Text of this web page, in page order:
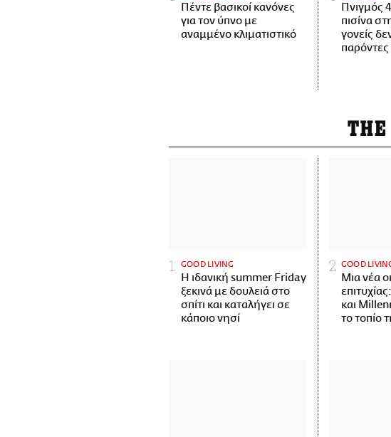
Πέντε βασικοί κανόνες
για τον ύπνο με
αναμμένο κλιματιστικό
Πνιγμός
πισίνα
γονείς
παρόντες
THE
GOOD LIVING
Η ιδανική summer Friday
ξεκινά με δουλειά στο
σπίτι και καταλήγει σε
κάποιο νησί
GOOD
Μια νέα
και
το τοπίο